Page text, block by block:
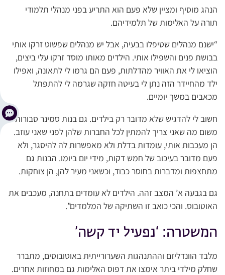
הנהג מוסיף ומציין שלא פעם הוא התריע בפני מנהלי תלמודי
תורה על האלימות של תלמידיהם.
“ישנם מנהלים שטיפלו בבעיה, אבל יש מנהלים שפשוט זרקו אותי
בבושת פנים והשפילו אותי. הילדים מאותו מוסד זרקו עלי ביצים,
הוציאו לי את האוויר מהדלתות, פעם הם גרמו לי לתאונה, ואפילו
ילד מהחיידר הזה נתן לי בעיטה חזקה שגרמה לי להתפתל
מכאבים במשך יומיים.
חשוב לי להדגיש שלא מדובר רק בילדים. גם בנות סמינר סבורות
משום מה שאני צריך להמתין לכל החברות שלהן לפני שאני עוזב.
הן מעכבות אותי, עומדות בדלת ולא מאפשרות לה להיסגר, ולא
פעם מדובר בעיכוב של חמש דקות, מידי יום ביומו. הבנות גם
מתחצפות ומדברות בחוסר כבוד, וכשאני מעיר להן, הן צוחקות.
גם בגבעה א’ המצב זהה. הילדים לא עומדים בתחנה, מעכבים את
האוטובוס. והכי כואב זו השתיקה של המלמדים”.
המשטרה: ‘נפעיל יד קשה’
מלבד הוונדליזם וההתנהגות השערורייתית באוטובוסים, מתברר
שחלק מילדי ביתר אימצו את דפוס האלימות גם במחוזות אחרים.